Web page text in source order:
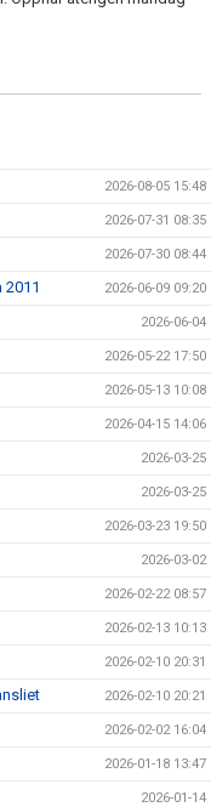
2026-08-05 15:48
2026-07-31 08:35
2026-07-30 08:44
2026-06-09 09:20
2026-06-04
2026-05-22 17:50
2026-05-13 10:08
2026-04-15 14:06
2026-03-25
2026-03-25
2026-03-23 19:50
2026-03-02
2026-02-22 08:57
2026-02-13 10:13
2026-02-10 20:31
2026-02-10 20:21
2026-02-02 16:04
2026-01-18 13:47
2026-01-14